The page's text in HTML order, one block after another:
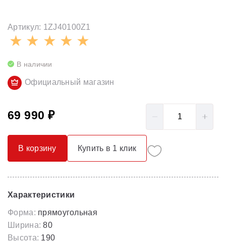
Артикул: 1ZJ40100Z1
В наличии
Официальный магазин
69 990 ₽
В корзину Купить в 1 клик
Характеристики
Форма: прямоугольная
Ширина: 80
Высота: 190